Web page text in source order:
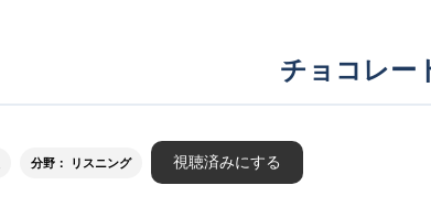
チョコレー
分野： リスニング 視聴済みにする